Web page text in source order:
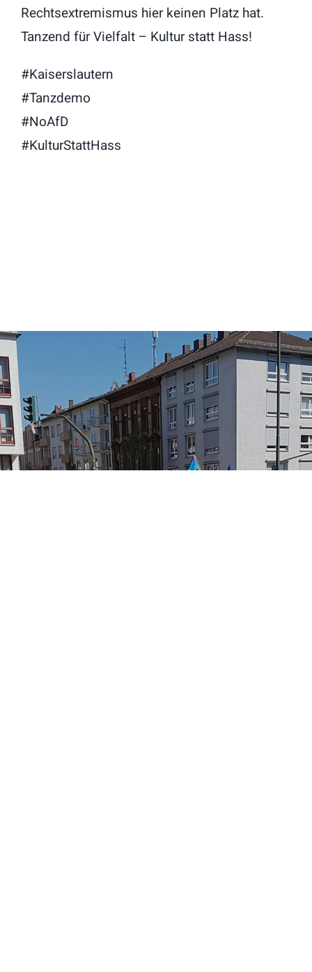
Rechtsextremismus hier keinen Platz hat.
Tanzend für Vielfalt – Kultur statt Hass!
#Kaiserslautern
#Tanzdemo
#NoAfD
#KulturStattHass